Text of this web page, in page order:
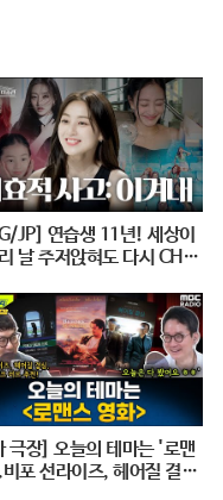
JP] 연습생 11년! 세상이
날 주저앉혀도 다시 CHE
사적인 미술관 EP. 06 / 1
극장] 오늘의 테마는 '로맨
포 선라이즈, 헤어질 결심,